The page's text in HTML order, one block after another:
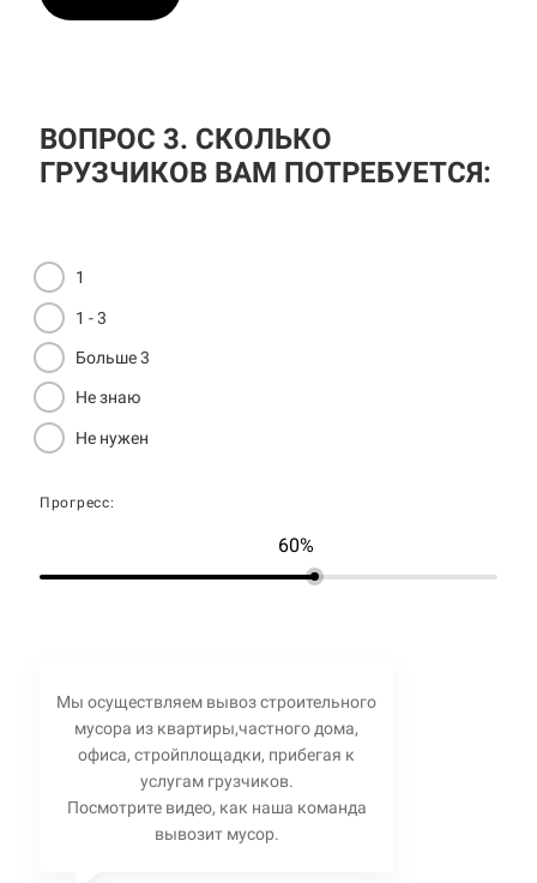
ВОПРОС 3. СКОЛЬКО
ГРУЗЧИКОВ ВАМ ПОТРЕБУЕТСЯ:
1
1 - 3
Больше 3
Не знаю
Не нужен
Прогресс:
60%
Мы осуществляем вывоз строительного
мусора из квартиры,частного дома,
офиса, стройплощадки, прибегая к
услугам грузчиков.
Посмотрите видео, как наша команда
вывозит мусор.